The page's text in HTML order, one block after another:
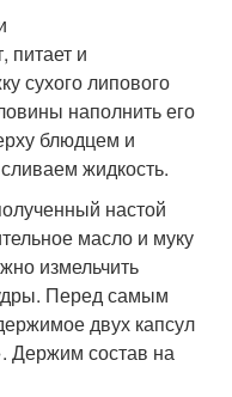
питает и
сухого липового
наполнить его
блюдцем и
жидкость.
настой
масло и муку
измельчить
Перед самым
двух капсул
Держим состав на